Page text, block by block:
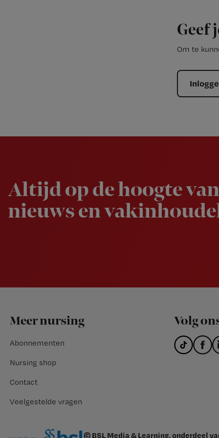
Geef
Om te
Altijd op de hoogte
nieuws en
Footer
Meer nursing
Abonnementen
Nursing shop
Contact
Veelgestelde vragen
Volg
© BSL Media & Learning, onderdeel